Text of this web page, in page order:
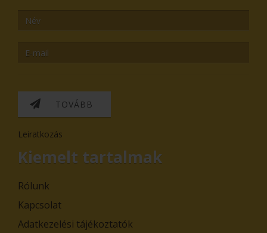
TOVÁBB
Leiratkozás
Kiemelt tartalmak
Rólunk
Kapcsolat
Adatkezelési tájékoztatók